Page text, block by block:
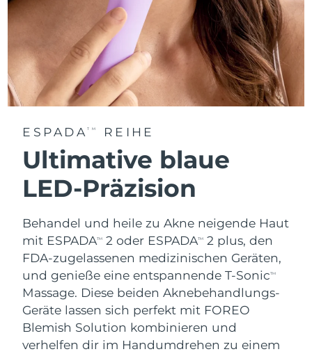
ESPADATM REIHE
Ultimative blaue
LED-Präzision
Behandel und heile zu Akne neigende Haut
mit ESPADATM 2 oder ESPADATM
2 plus, den
FDA-zugelassenen medizinischen Geräten,
und genieße eine entspannende T-SonicTM
Massage. Diese beiden Aknebehandlungs-
Geräte lassen sich perfekt mit FOREO
Blemish Solution kombinieren und
verhelfen dir im Handumdrehen zu einem